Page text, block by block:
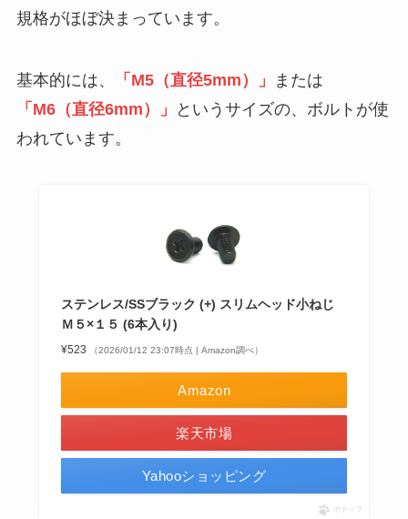
規格がほぼ決まっています。
基本的には、 「M5（直径5mm）」
または
「M6（直径6mm）」
というサイズの、ボルトが使
われています。
ステンレス/SSブラック (+) スリムヘッド小ねじ
Ｍ５×１５ (6本入り)
¥523 （2026/01/12 23:07時点 | Amazon調べ）
Amazon
楽天市場
Yahooショッピング
ポチップ